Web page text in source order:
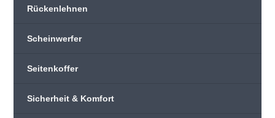
Rückenlehnen
Scheinwerfer
Seitenkoffer
Sicherheit & Komfort